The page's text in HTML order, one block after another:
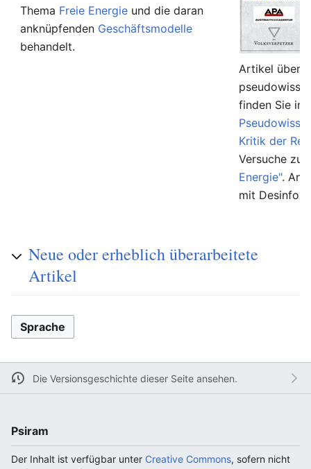
Thema Freie Energie und die daran
anknüpfenden Geschäftsmodelle
behandelt.
Artikel über
finden Sie in
Kritik der
Versuche
Energie".
mit
Neue oder erheblich überarbeitete
Artikel
Sprache
Die Versionsgeschichte dieser Seite ansehen.
Psiram
Der Inhalt ist verfügbar unter Creative Commons, sofern nicht